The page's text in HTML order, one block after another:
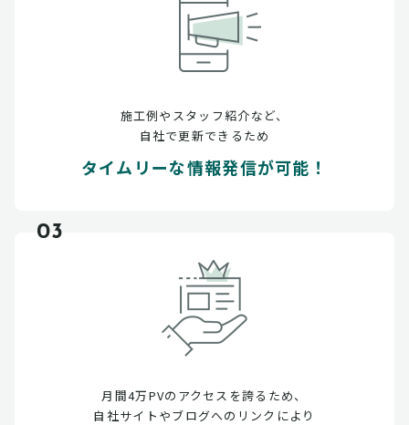
施工例やスタッフ紹介など、
自社で更新できるため
タイムリーな情報発信が可能！
03
月間4万PVのアクセスを誇るため、
自社サイトやブログへのリンクにより